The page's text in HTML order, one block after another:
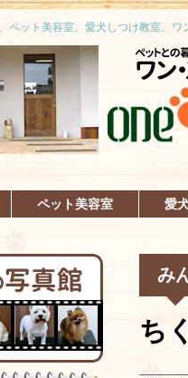
ペット美容室、愛犬しつけ教室、ワ
ペット美容室 愛
み
ち